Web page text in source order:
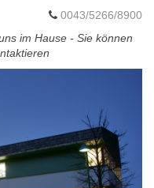
0043/5266/8900
im Hause - Sie können